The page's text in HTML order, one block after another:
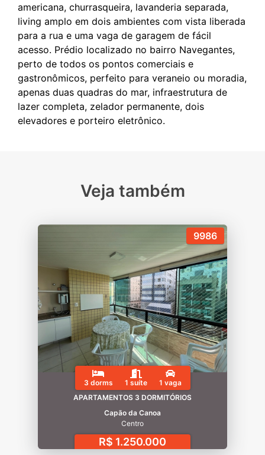
americana, churrasqueira, lavanderia separada,
living amplo em dois ambientes com vista liberada
para a rua e uma vaga de garagem de fácil
acesso. Prédio localizado no bairro Navegantes,
perto de todos os pontos comerciais e
gastronômicos, perfeito para veraneio ou moradia,
apenas duas quadras do mar, infraestrutura de
lazer completa, zelador permanente, dois
Veja também
9986
3 dorms 1 suíte
1 vaga
APARTAMENTOS 3 DORMITÓRIOS
Capão da Canoa
Centro
R$ 1.250.000